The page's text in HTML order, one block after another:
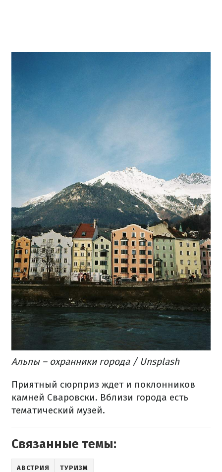
Альпы – охранники города / Unsplash
Приятный сюрприз ждет и поклонников
камней Сваровски. Вблизи города есть
тематический музей.
Связанные темы:
АВСТРИЯ ТУРИЗМ